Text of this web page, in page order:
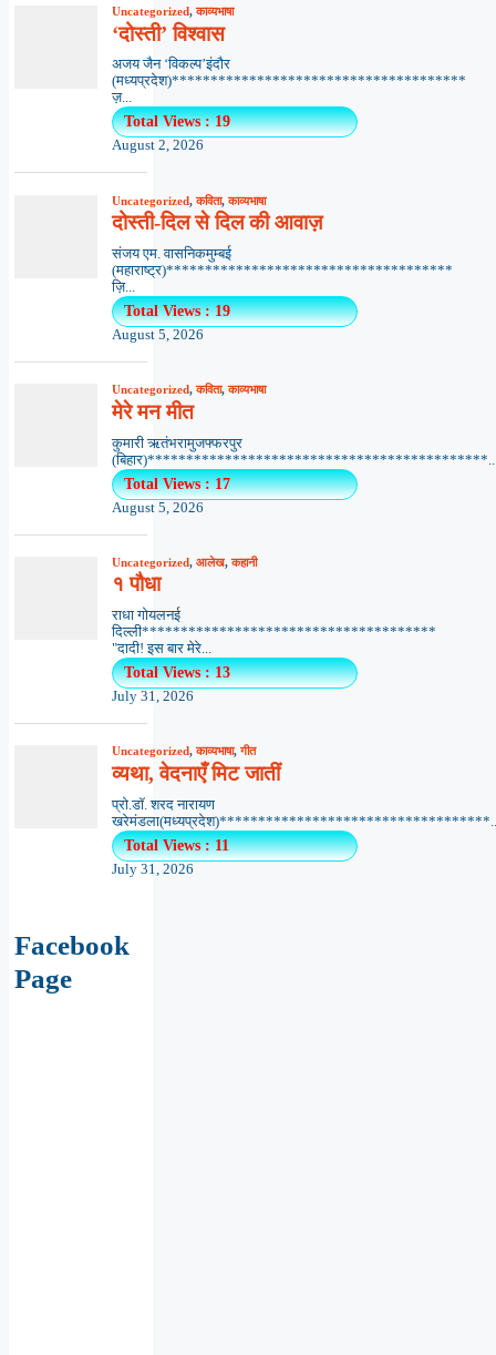
Uncategorized,काव्यभाषा
‘दोस्ती’ विश्वास
अजय जैन ‘विकल्प’इंदौर
(मध्यप्रदेश)**************************************
ज़...
Total Views : 19
August 2, 2026
Uncategorized,कविता,काव्यभाषा
दोस्ती-दिल से दिल की आवाज़
संजय एम. वासनिकमुम्बई
(महाराष्ट्र)*************************************
ज़ि...
Total Views : 19
August 5, 2026
Uncategorized,कविता,काव्यभाषा
मेरे मन मीत
कुमारी ऋतंभरामुजफ्फरपुर
Total Views : 17
August 5, 2026
Uncategorized, आलेख,कहानी
१ पौधा
राधा गोयलनई
दिल्ली**************************************
"दादी! इस बार मेरे...
Total Views : 13
July 31, 2026
Uncategorized,काव्यभाषा,गीत
व्यथा, वेदनाएँ मिट जातीं
प्रो.डॉ. शरद नारायण
Total Views : 11
July 31, 2026
Facebook
Page